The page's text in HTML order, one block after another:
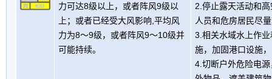
力可达8级以上，或者阵风9级以
上；或者已经受大风影响,平均风
力为8～9级，或者阵风9～10级并
可能持续。
2.停止露天活动和
人员和危房居民尽
3.相关水域水上作
施，加固港口设施
4.切断户外危险电